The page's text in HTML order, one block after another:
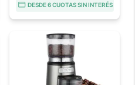
DESDE 6 CUOTAS SIN INTERÉS